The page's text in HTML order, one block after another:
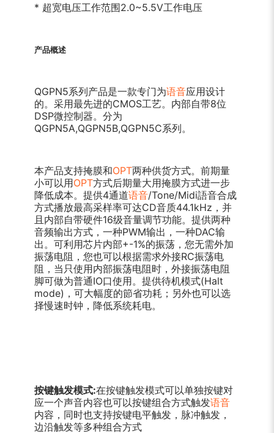
* 超宽电压工作范围2.0~5.5V工作电压
产品概述
QGPN5系列产品是一款专门为语音应用设计
的。采用最先进的CMOS工艺。内部自带8位
DSP微控制器。分为
QGPN5A,QGPN5B,QGPN5C系列。
本产品支持掩膜和OPT两种供货方式。前期量
小可以用OPT方式后期量大用掩膜方式进一步
降低成本。提供4通道语音/Tone/Midi語音合成
方式播放最高采样率可达CD音质44.1kHz，并
且内部自带硬件16级音量调节功能。提供两种
音频输出方式，一种PWM输出，一种DAC输
出。可利用芯片内部+-1%的振荡，您无需外加
振荡电阻，您也可以根据需求外接RC振荡电
阻，当只使用内部振荡电阻时，外接振荡电阻
脚可做为普通IO口使用。提供待机模式(Halt
mode)，可大幅度的節省功耗；另外也可以选
择慢速时钟，降低系统耗电。
按键触发模式:在按键触发模式可以单独按键对
应一个声音内容也可以按键组合方式触发语音
内容，同时也支持按键电平触发，脉冲触发，
边沿触发等多种组合方式